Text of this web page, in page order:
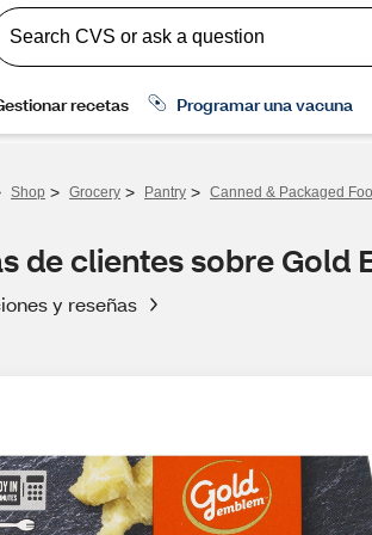
Shop > Grocery > Pantry > Canned & Packaged
de clientes sobre Gold
y reseñas